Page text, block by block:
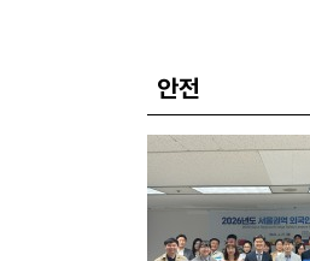
안전